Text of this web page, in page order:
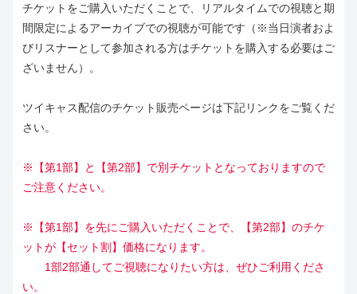
チケットをご購入いただくことで、リアルタイムでの視聴と期
間限定によるアーカイブでの視聴が可能です（※当日演者およ
びリスナーとして参加される方はチケットを購入する必要はご
ざいません）。
ツイキャス配信のチケット販売ページは下記リンクをご覧くだ
さい。
※【第1部】と【第2部】で別チケットとなっておりますので
ご注意ください。
※【第1部】を先にご購入いただくことで、【第2部】のチケ
ットが【セット割】価格になります。
1部2部通してご視聴になりたい方は、ぜひご利用くださ
い。